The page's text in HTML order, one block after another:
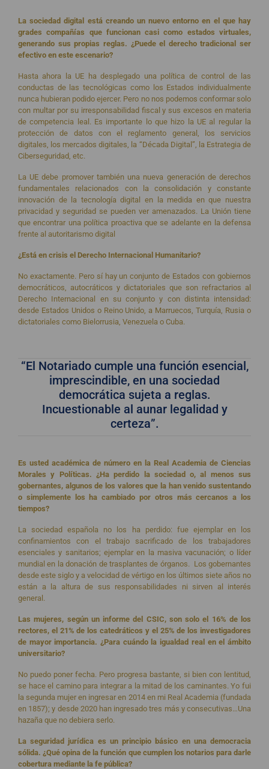
La sociedad digital está creando un nuevo entorno en el que hay
grades compañías que funcionan casi como estados virtuales,
generando sus propias reglas. ¿Puede el derecho tradicional ser
efectivo en este escenario?
Hasta ahora la UE ha desplegado una política de control de las
conductas de las tecnológicas como los Estados individualmente
nunca hubieran podido ejercer. Pero no nos podemos conformar solo
con multar por su irresponsabilidad fiscal y sus excesos en materia
de competencia leal. Es importante lo que hizo la UE al regular la
protección de datos con el reglamento general, los servicios
digitales, los mercados digitales, la “Década Digital”, la Estrategia de
Ciberseguridad, etc.
La UE debe promover también una nueva generación de derechos
fundamentales relacionados con la consolidación y constante
innovación de la tecnología digital en la medida en que nuestra
privacidad y seguridad se pueden ver amenazados. La Unión tiene
que encontrar una política proactiva que se adelante en la defensa
frente al autoritarismo digital
¿Está en crisis el Derecho Internacional Humanitario?
No exactamente. Pero sí hay un conjunto de Estados con gobiernos
democráticos, autocráticos y dictatoriales que son refractarios al
Derecho Internacional en su conjunto y con distinta intensidad:
desde Estados Unidos o Reino Unido, a Marruecos, Turquía, Rusia o
dictatoriales como Bielorrusia, Venezuela o Cuba.
“El Notariado cumple una función esencial,
imprescindible, en una sociedad
democrática sujeta a reglas.
Incuestionable al aunar legalidad y
certeza”.
Es usted académica de número en la Real Academia de Ciencias
Morales y Políticas. ¿Ha perdido la sociedad o, al menos sus
gobernantes, algunos de los valores que la han venido sustentando
o simplemente los ha cambiado por otros más cercanos a los
tiempos?
La sociedad española no los ha perdido: fue ejemplar en los
confinamientos con el trabajo sacrificado de los trabajadores
esenciales y sanitarios; ejemplar en la masiva vacunación; o líder
mundial en la donación de trasplantes de órganos. Los gobernantes
desde este siglo y a velocidad de vértigo en los últimos siete años no
están a la altura de sus responsabilidades ni sirven al interés
general.
Las mujeres, según un informe del CSIC, son solo el 16% de los
rectores, el 21% de los catedráticos y el 25% de los investigadores
de mayor importancia. ¿Para cuándo la igualdad real en el ámbito
universitario?
No puedo poner fecha. Pero progresa bastante, si bien con lentitud,
se hace el camino para integrar a la mitad de los caminantes. Yo fui
la segunda mujer en ingresar en 2014 en mi Real Academia (fundada
en 1857); y desde 2020 han ingresado tres más y consecutivas…Una
hazaña que no debiera serlo.
La seguridad jurídica es un principio básico en una democracia
sólida. ¿Qué opina de la función que cumplen los notarios para darle
cobertura mediante la fe pública?